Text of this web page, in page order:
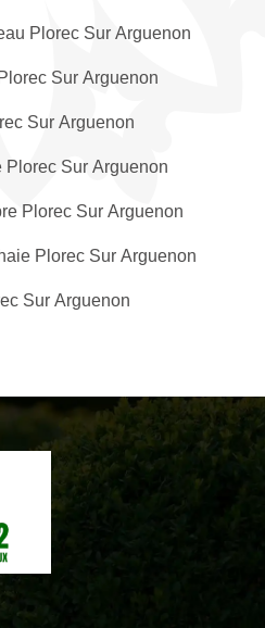
Plorec Sur Arguenon
Sur Arguenon
Sur Arguenon
Plorec Sur Arguenon
Plorec Sur Arguenon
Plorec Sur Arguenon
Sur Arguenon